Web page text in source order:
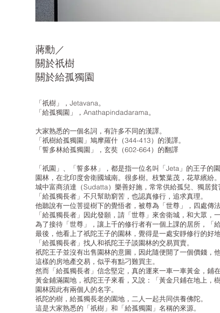
蔣勳／
關於祇樹
關於給孤獨園
「祇樹」，Jetavana。
「給孤獨園」，Anathapindadarama。
大家熟悉的一個名詞，有許多不同的漢譯。
「祇樹給孤獨園」鳩摩羅什（344-413）的漢譯。
「誓多林給孤獨園」，玄奘（602-664）的翻譯
「祇園」、「誓多林」，都是指一位名叫「Jeta」的王子的
園林，在北印度舍衛國城南。很多樹。枝繁葉茂，花草繽紛
城中富商須達（Sudatta）樂善好施，常常供給孤兒、獨居
「給孤獨長者」不只幫助窮苦，也認真修行，追求真理。
他聽說有一位菩提樹下的覺悟者，被尊為「世尊」，四處傳
「給孤獨長者」因此發願，請「世尊」來舍衛城，和大眾，
為了接待「世尊」，讓上千的修行者有一個上課的居所，「
最後，他看上了祇陀王子的園林，覺得是一處安靜修行的好
「給孤獨長者」找人和祇陀王子談園林的交易買賣。
祇陀王子並沒有出售園林的意圖，因此隨便開了一個價錢，
這樣的房地產交易，似乎有點刁難買主。
然而「給孤獨長者」信念堅定，真的運來一車一車黃金，鋪
黃金鋪滿園地，祇陀王子來看，又說：「黃金只鋪在地上，
園林因此有兩個人的名字。
祇陀的樹，給孤獨長老的園地，二人一起共同供養佛陀。
這是大家熟悉的「祇樹」和「給孤獨園」名稱的來源。